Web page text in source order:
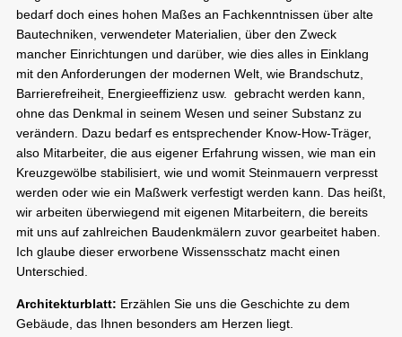
bedarf doch eines hohen Maßes an Fachkenntnissen über alte
Bautechniken, verwendeter Materialien, über den Zweck
mancher Einrichtungen und darüber, wie dies alles in Einklang
mit den Anforderungen der modernen Welt, wie Brandschutz,
Barrierefreiheit, Energieeffizienz usw. gebracht werden kann,
ohne das Denkmal in seinem Wesen und seiner Substanz zu
verändern. Dazu bedarf es entsprechender Know-How-Träger,
also Mitarbeiter, die aus eigener Erfahrung wissen, wie man ein
Kreuzgewölbe stabilisiert, wie und womit Steinmauern verpresst
werden oder wie ein Maßwerk verfestigt werden kann. Das heißt,
wir arbeiten überwiegend mit eigenen Mitarbeitern, die bereits
mit uns auf zahlreichen Baudenkmälern zuvor gearbeitet haben.
Ich glaube dieser erworbene Wissensschatz macht einen
Unterschied.
Architekturblatt: Erzählen Sie uns die Geschichte zu dem
Gebäude, das Ihnen besonders am Herzen liegt.